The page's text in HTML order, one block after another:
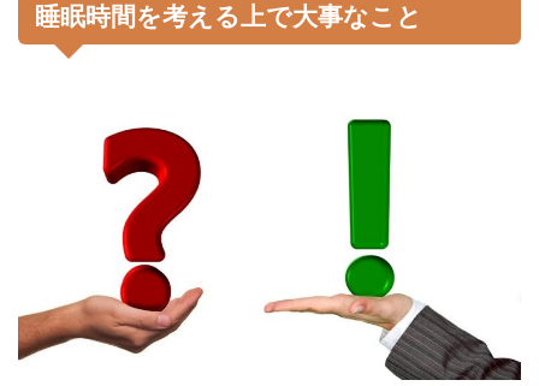
睡眠時間を考える上で大事なこと